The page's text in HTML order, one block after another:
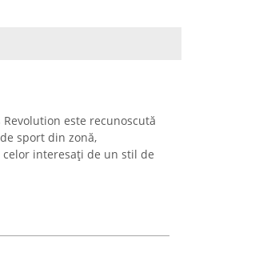
este recunoscută
sport din zonă,
interesați de un stil de